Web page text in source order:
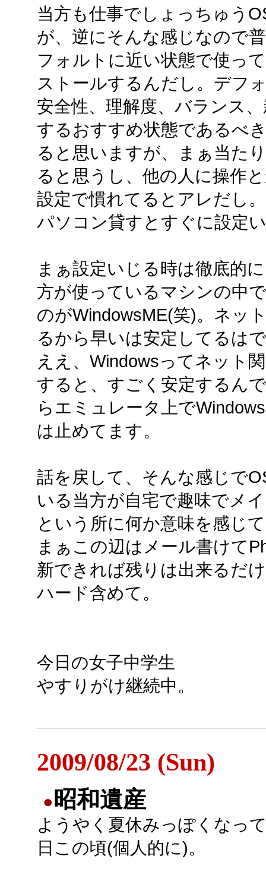
当方も仕事でしょっちゅう
が、逆にそんな感じなので
フォルトに近い状態で使っ
ストールするんだし。デフ
安全性、理解度、バランス
するおすすめ状態であるべ
ると思いますが、まぁ当た
ると思うし、他の人に操作
設定で慣れてるとアレだし
パソコン貸すとすぐに設定
まぁ設定いじる時は徹底的
方が使っているマシンの中
のがWindowsME(笑)。ネッ
るから早いは安定してるは
ええ、Windowsってネット
すると、すごく安定するん
らエミュレータ上で
は止めてます。
話を戻して、そんな感じで
いる当方が自宅で趣味でメ
という所に何か意味を感じ
まぁこの辺はメール書けて
新できれば残りは出来るだ
ハード含めて。
今日の女子中学生
やすりがけ継続中。
2009/08/23 (Sun)
●昭和遺産
ようやく夏休みっぽくなっ
日この頃(個人的に)。